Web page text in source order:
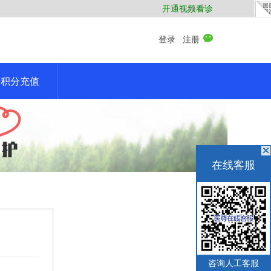
开通视频看诊
登录 注册
积分充值
在线客服
咨询人工客服